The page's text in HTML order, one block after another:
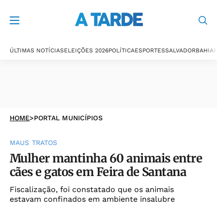
ÚLTIMAS NOTÍCIASELEIÇÕES 2026POLÍTICAESPORTESSALVADORBAHIA
HOME>PORTAL MUNICÍPIOS
MAUS TRATOS
Mulher mantinha 60 animais entre
cães e gatos em Feira de Santana
Fiscalização, foi constatado que os animais
estavam confinados em ambiente insalubre